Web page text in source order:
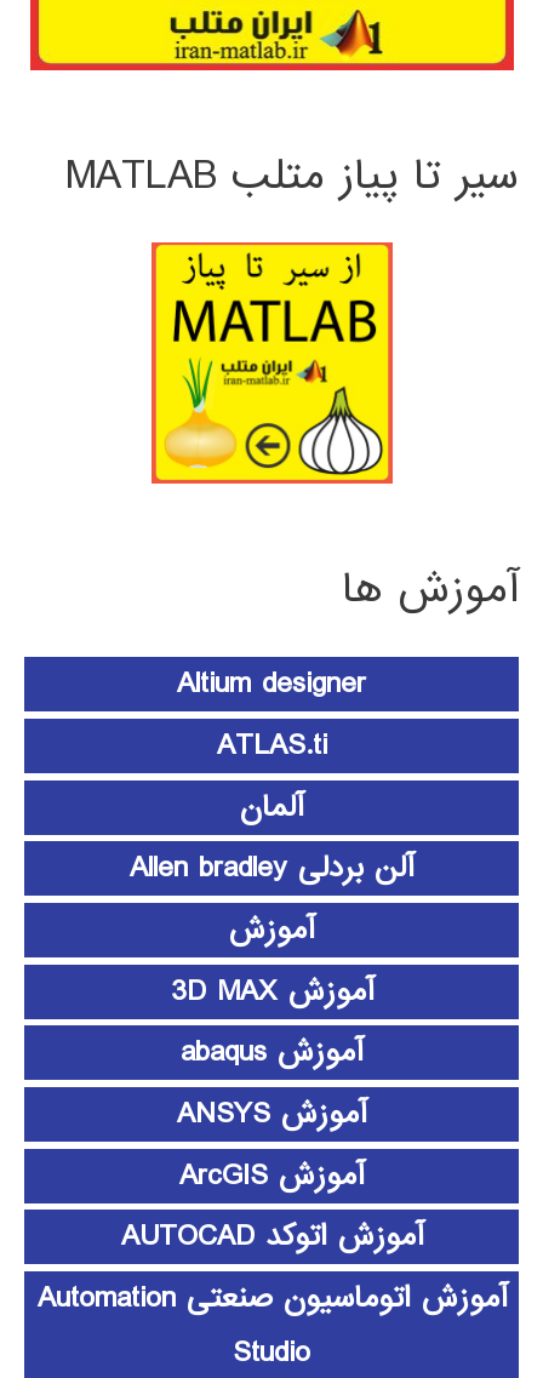
سیر تا پیاز متلب MATLAB
آموزش ها
Altium designer
ATLAS.ti
آلمان
آلن بردلی Allen bradley
آموزش
آموزش 3D MAX
آموزش abaqus
آموزش ANSYS
آموزش ArcGIS
آموزش اتوکد AUTOCAD
آموزش اتوماسیون صنعتی Automation
Studio